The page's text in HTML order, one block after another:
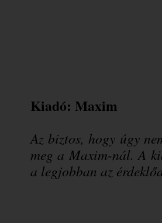
Kiadó: Maxim
Az biztos, hogy úgy
meg a Maxim-nál. A
a legjobban az